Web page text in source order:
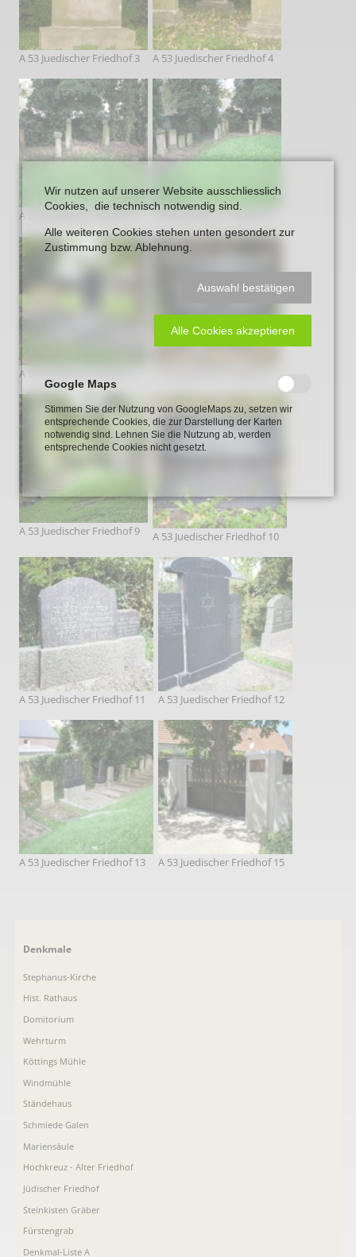
A 53 Juedischer Friedhof 3 A 53 Juedischer Friedhof 4
A 53 Juedischer Friedhof 5 A 53 Juedischer Friedhof 6
A 53 Juedischer Friedhof 7
A 53 Juedischer Friedhof 9 A 53 Juedischer Friedhof 10
A 53 Juedischer Friedhof 11 A 53 Juedischer Friedhof 12
A 53 Juedischer Friedhof 13 A 53 Juedischer Friedhof 15
Navigation
Denkmale
Stephanus-Kirche
Hist. Rathaus
Domitorium
Wehrturm
Köttings Mühle
Windmühle
Ständehaus
Schmiede Galen
Mariensäule
Hochkreuz - Alter Friedhof
Jüdischer Friedhof
Steinkisten Gräber
Fürstengrab
Denkmal-Liste A
Wir nutzen auf unserer Website ausschliesslich
Cookies, die technisch notwendig sind.
Alle weiteren Cookies stehen unten gesondert zur
Zustimmung bzw. Ablehnung.
Auswahl bestätigen
Alle Cookies akzeptieren
Google Maps
Stimmen Sie der Nutzung von GoogleMaps zu, setzen wir
entsprechende Cookies, die zur Darstellung der Karten
notwendig sind. Lehnen Sie die Nutzung ab, werden
entsprechende Cookies nicht gesetzt.